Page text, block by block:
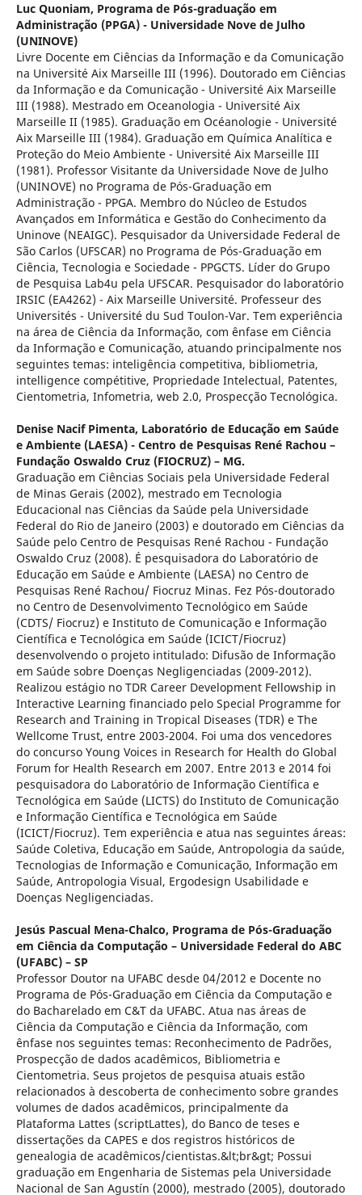
Luc Quoniam, Programa de Pós-graduação em
Administração (PPGA) - Universidade Nove de Julho
(UNINOVE)
Livre Docente em Ciências da Informação e da Comunicação
na Université Aix Marseille III (1996). Doutorado em Ciências
da Informação e da Comunicação - Université Aix Marseille
III (1988). Mestrado em Oceanologia - Université Aix
Marseille II (1985). Graduação em Océanologie - Université
Aix Marseille III (1984). Graduação em Química Analítica e
Proteção do Meio Ambiente - Université Aix Marseille III
(1981). Professor Visitante da Universidade Nove de Julho
(UNINOVE) no Programa de Pós-Graduação em
Administração - PPGA. Membro do Núcleo de Estudos
Avançados em Informática e Gestão do Conhecimento da
Uninove (NEAIGC). Pesquisador da Universidade Federal de
São Carlos (UFSCAR) no Programa de Pós-Graduação em
Ciência, Tecnologia e Sociedade - PPGCTS. Líder do Grupo
de Pesquisa Lab4u pela UFSCAR. Pesquisador do laboratório
IRSIC (EA4262) - Aix Marseille Université. Professeur des
Universités - Université du Sud Toulon-Var. Tem experiência
na área de Ciência da Informação, com ênfase em Ciência
da Informação e Comunicação, atuando principalmente nos
seguintes temas: inteligência competitiva, bibliometria,
intelligence compétitive, Propriedade Intelectual, Patentes,
Cientometria, Infometria, web 2.0, Prospecção Tecnológica.
Denise Nacif Pimenta, Laboratório de Educação em Saúde
e Ambiente (LAESA) - Centro de Pesquisas René Rachou –
Fundação Oswaldo Cruz (FIOCRUZ) – MG.
Graduação em Ciências Sociais pela Universidade Federal
de Minas Gerais (2002), mestrado em Tecnologia
Educacional nas Ciências da Saúde pela Universidade
Federal do Rio de Janeiro (2003) e doutorado em Ciências da
Saúde pelo Centro de Pesquisas René Rachou - Fundação
Oswaldo Cruz (2008). É pesquisadora do Laboratório de
Educação em Saúde e Ambiente (LAESA) no Centro de
Pesquisas René Rachou/ Fiocruz Minas. Fez Pós-doutorado
no Centro de Desenvolvimento Tecnológico em Saúde
(CDTS/ Fiocruz) e Instituto de Comunicação e Informação
Científica e Tecnológica em Saúde (ICICT/Fiocruz)
desenvolvendo o projeto intitulado: Difusão de Informação
em Saúde sobre Doenças Negligenciadas (2009-2012).
Realizou estágio no TDR Career Development Fellowship in
Interactive Learning financiado pelo Special Programme for
Research and Training in Tropical Diseases (TDR) e The
Wellcome Trust, entre 2003-2004. Foi uma dos vencedores
do concurso Young Voices in Research for Health do Global
Forum for Health Research em 2007. Entre 2013 e 2014 foi
pesquisadora do Laboratório de Informação Científica e
Tecnológica em Saúde (LICTS) do Instituto de Comunicação
e Informação Científica e Tecnológica em Saúde
(ICICT/Fiocruz). Tem experiência e atua nas seguintes áreas:
Saúde Coletiva, Educação em Saúde, Antropologia da saúde,
Tecnologias de Informação e Comunicação, Informação em
Saúde, Antropologia Visual, Ergodesign Usabilidade e
Doenças Negligenciadas.
Jesús Pascual Mena-Chalco, Programa de Pós-Graduação
em Ciência da Computação – Universidade Federal do ABC
(UFABC) – SP
Professor Doutor na UFABC desde 04/2012 e Docente no
Programa de Pós-Graduação em Ciência da Computação e
do Bacharelado em C&T da UFABC. Atua nas áreas de
Ciência da Computação e Ciência da Informação, com
ênfase nos seguintes temas: Reconhecimento de Padrões,
Prospecção de dados acadêmicos, Bibliometria e
Cientometria. Seus projetos de pesquisa atuais estão
relacionados à descoberta de conhecimento sobre grandes
volumes de dados acadêmicos, principalmente da
Plataforma Lattes (scriptLattes), do Banco de teses e
dissertações da CAPES e dos registros históricos de
genealogia de acadêmicos/cientistas.&lt;br&gt; Possui
graduação em Engenharia de Sistemas pela Universidade
Nacional de San Agustín (2000), mestrado (2005), doutorado